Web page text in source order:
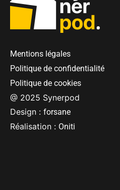
Mentions légales
Politique de confidentialité
Politique de cookies
@ 2025 Synerpod
Design : forsane
Réalisation : Oniti